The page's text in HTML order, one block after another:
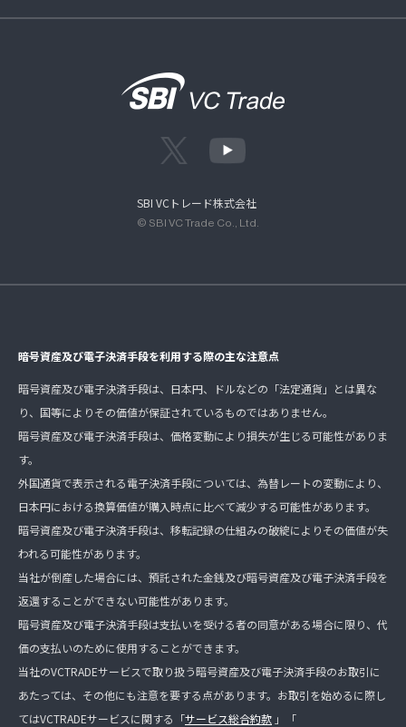
SBI VCトレード株式会社
© SBI VC Trade Co., Ltd.
暗号資産及び電子決済手段を利用する際の主な注意点
暗号資産及び電子決済手段は、日本円、ドルなどの「法定通貨」とは異な
り、国等によりその価値が保証されているものではありません。
暗号資産及び電子決済手段は、価格変動により損失が生じる可能性がありま
す。
外国通貨で表示される電子決済手段については、為替レートの変動により、
日本円における換算価値が購入時点に比べて減少する可能性があります。
暗号資産及び電子決済手段は、移転記録の仕組みの破綻によりその価値が失
われる可能性があります。
当社が倒産した場合には、預託された金銭及び暗号資産及び電子決済手段を
返還することができない可能性があります。
暗号資産及び電子決済手段は支払いを受ける者の同意がある場合に限り、代
価の支払いのために使用することができます。
当社のVCTRADEサービスで取り扱う暗号資産及び電子決済手段のお取引に
あたっては、その他にも注意を要する点があります。お取引を始めるに際し
てはVCTRADEサービスに関する「サービス総合約款 」「